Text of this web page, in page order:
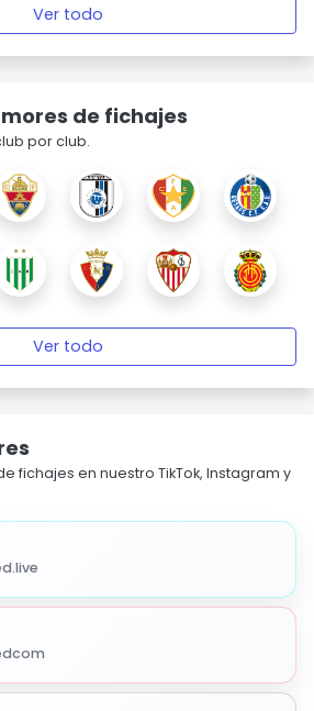
Ver todo
de fichajes
por club.
Ver todo
fichajes en nuestro TikTok, Instagram y